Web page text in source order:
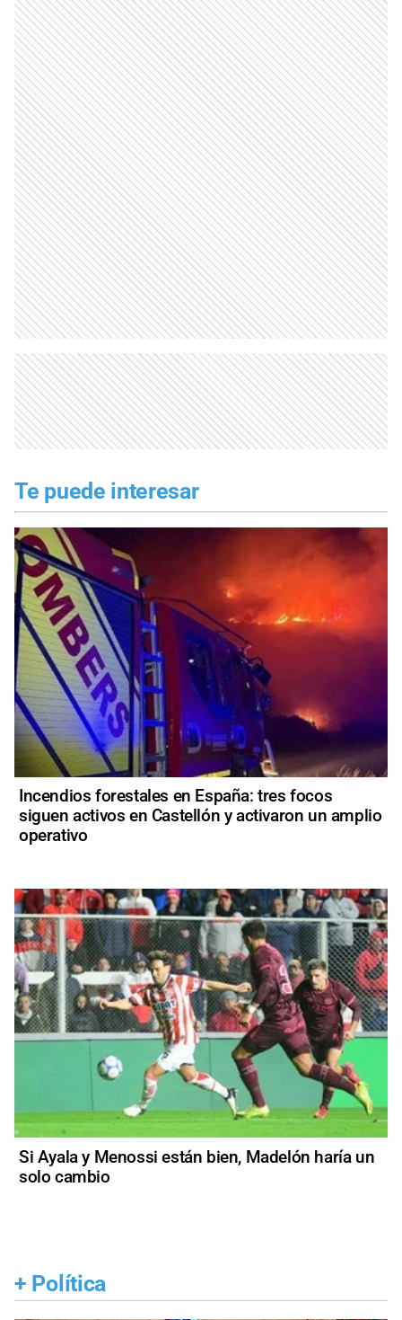
Te puede interesar
Incendios forestales en España: tres focos
siguen activos en Castellón y activaron un amplio
operativo
Si Ayala y Menossi están bien, Madelón haría un
solo cambio
+ Política